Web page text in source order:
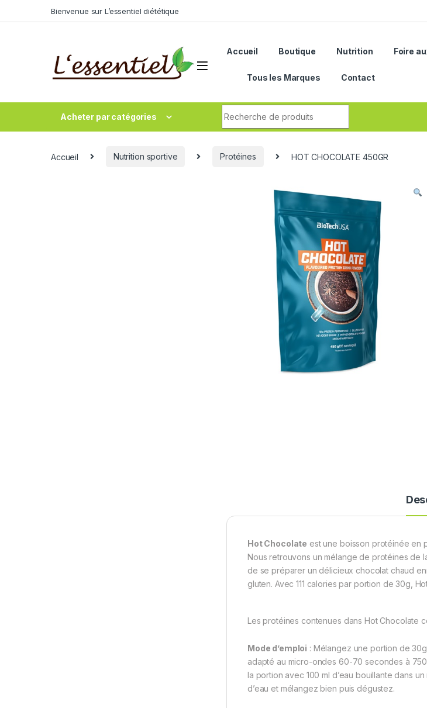
Bienvenue sur L’essentiel diététique
Accueil Boutique Nutrition Foire
Tous les Marques Contact
Acheter par catégories
Accueil Nutrition sportive Protéines HOT CHOCOLATE 450GR
Hot Chocolate est une boisson protéinée en
Nous retrouvons un mélange de protéines de
de se préparer un délicieux chocolat chaud
gluten. Avec 111 calories par portion de 30g,
Les protéines contenues dans Hot Chocolate
Mode d’emploi : Mélangez une portion de
adapté au micro-ondes 60-70 secondes à
la portion avec 100 ml d’eau bouillante dans
d’eau et mélangez bien puis dégustez.